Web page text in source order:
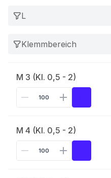
L
Klemmbereich
M 3 (Kl. 0,5 - 2)
M 4 (Kl. 0,5 - 2)